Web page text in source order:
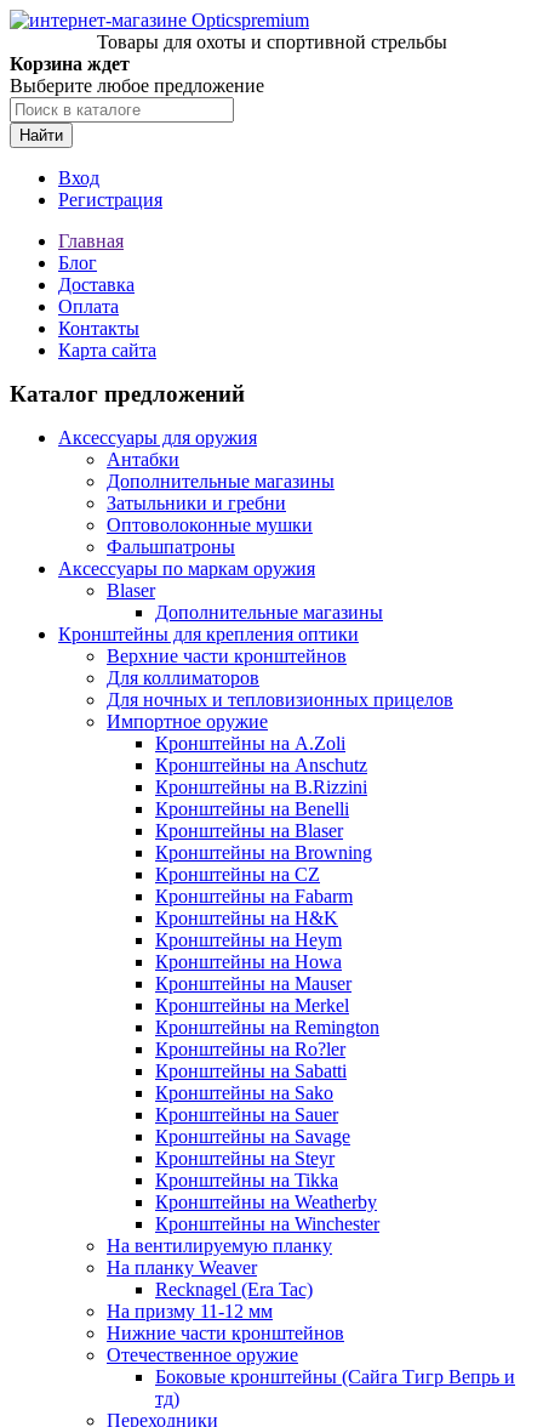
Товары для охоты и спортивной стрельбы
Корзина ждет
Выберите любое предложение
Найти
Вход
Регистрация
Главная
Блог
Доставка
Оплата
Контакты
Карта сайта
Каталог предложений
Аксессуары для оружия
Антабки
Дополнительные магазины
Затыльники и гребни
Оптоволоконные мушки
Фальшпатроны
Аксессуары по маркам оружия
Blaser
Дополнительные магазины
Кронштейны для крепления оптики
Верхние части кронштейнов
Для коллиматоров
Для ночных и тепловизионных прицелов
Импортное оружие
Кронштейны на A.Zoli
Кронштейны на Anschutz
Кронштейны на B.Rizzini
Кронштейны на Benelli
Кронштейны на Blaser
Кронштейны на Browning
Кронштейны на CZ
Кронштейны на Fabarm
Кронштейны на H&K
Кронштейны на Heym
Кронштейны на Howa
Кронштейны на Mauser
Кронштейны на Merkel
Кронштейны на Remington
Кронштейны на Ro?ler
Кронштейны на Sabatti
Кронштейны на Sako
Кронштейны на Sauer
Кронштейны на Savage
Кронштейны на Steyr
Кронштейны на Tikka
Кронштейны на Weatherby
Кронштейны на Winchester
На вентилируемую планку
На планку Weaver
Recknagel (Era Tac)
На призму 11-12 мм
Нижние части кронштейнов
Отечественное оружие
Боковые кронштейны (Сайга Тигр Вепрь и
тд)
Переходники